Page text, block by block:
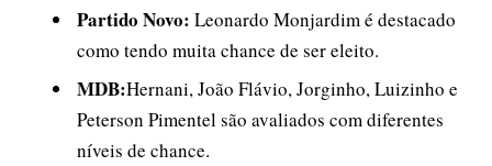
Partido Novo: Leonardo Monjardim é destacado
como tendo muita chance de ser eleito.
MDB:Hernani, João Flávio, Jorginho, Luizinho e
Peterson Pimentel são avaliados com diferentes
níveis de chance.